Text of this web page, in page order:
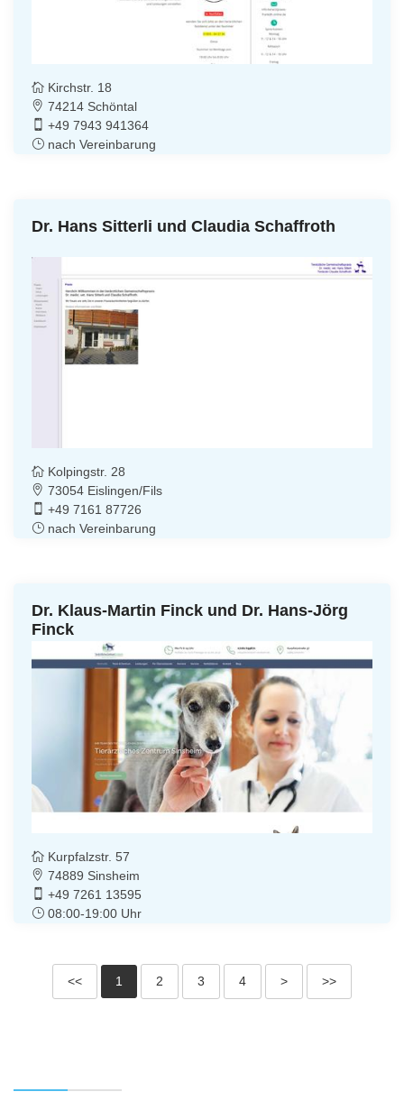
Kirchstr. 18
74214 Schöntal
+49 7943 941364
nach Vereinbarung
Dr. Hans Sitterli und Claudia Schaffroth
Kolpingstr. 28
73054 Eislingen/Fils
+49 7161 87726
nach Vereinbarung
Dr. Klaus-Martin Finck und Dr. Hans-Jörg
Finck
Kurpfalzstr. 57
74889 Sinsheim
+49 7261 13595
08:00-19:00 Uhr
<< 1 2 3 4 > >>